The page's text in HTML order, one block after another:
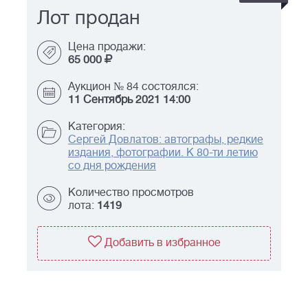
Лот продан
Цена продажи:
65 000
Аукцион № 84 состоялся:
11 Сентябрь 2021 14:00
Категория:
Сергей Довлатов: автографы, редкие
издания, фотографии. К 80-ти летию
со дня рождения
Количество просмотров
лота: 1419
Добавить в избранное